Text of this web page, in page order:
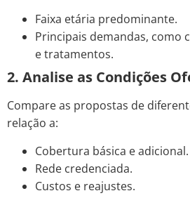
Faixa etária predominante.
Principais demandas, como
e tratamentos.
2. Analise as Condições
Compare as propostas de
relação a:
Cobertura básica e adicional.
Rede credenciada.
Custos e reajustes.